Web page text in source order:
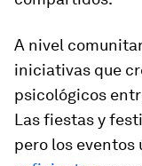
A nivel
iniciativas que
psicológicos
Las fiestas y
pero los eventos